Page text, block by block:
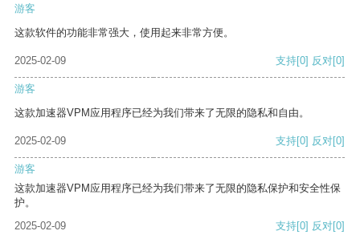
游客
这款软件的功能非常强大，使用起来非常方便。
2025-02-09 支持[0] 反对[0]
游客
这款加速器VPM应用程序已经为我们带来了无限的隐私和自由。
2025-02-09 支持[0] 反对[0]
游客
这款加速器VPM应用程序已经为我们带来了无限的隐私保护和安全性保
护。
2025-02-09
支持[0] 反对[0]